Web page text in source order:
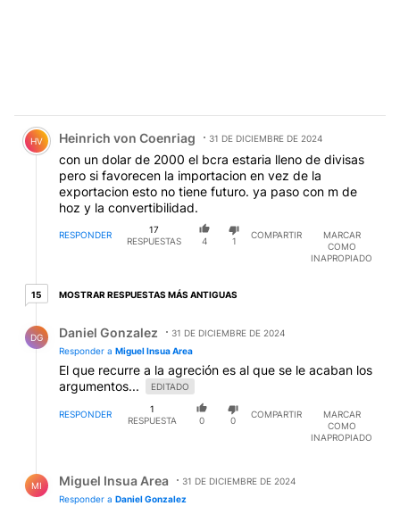
Comentario de Heinrich von Coenriag.
HV Heinrich von Coenriag 31 DE DICIEMBRE DE 2024
con un dolar de 2000 el bcra estaria lleno de divisas
pero si favorecen la importacion en vez de la
exportacion esto no tiene futuro. ya paso con m de
hoz y la convertibilidad.
RESPONDER
17
RESPUESTAS
4 1
COMPARTIR
MARCAR
COMO
INAPROPIADO
1515 respuestas más antiguas
MOSTRAR RESPUESTAS MÁS ANTIGUAS
DG Daniel Gonzalez
31 DE DICIEMBRE DE 2024
Responder a
Miguel Insua Area
El que recurre a la agreción es al que se le acaban los
argumentos...
EDITADO
RESPONDER
1
RESPUESTA
0 0
COMPARTIR
MARCAR
COMO
INAPROPIADO
MI Miguel Insua Area
31 DE DICIEMBRE DE 2024
Responder a Daniel Gonzalez